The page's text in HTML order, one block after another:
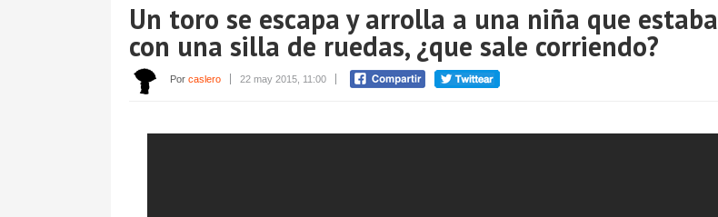
Un toro se escapa y arrolla a una niña que estaba
con una silla de ruedas, ¿que sale corriendo?
Por caslero 22 may 2015, 11:00